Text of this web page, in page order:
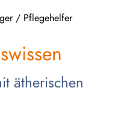
/ Pflegehelfer
ätherischen